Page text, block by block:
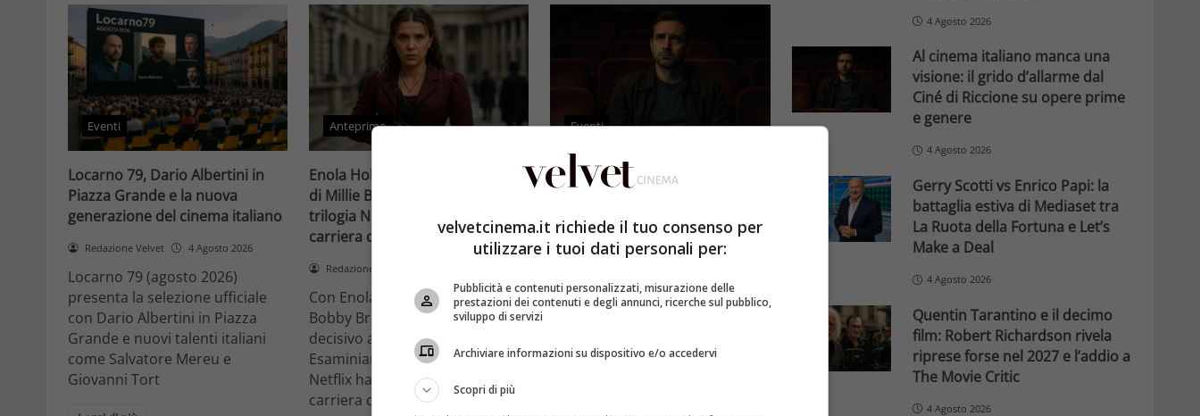
Eventi
Locarno 79, Dario Albertini in
Piazza Grande e la nuova
generazione del cinema italiano
Redazione Velvet 4 Agosto 2026
Locarno 79 (agosto 2026)
presenta la selezione ufficiale
con Dario Albertini in Piazza
Grande e nuovi talenti italiani
come Salvatore Mereu e
Giovanni Tort
Anteprime
Enola Holmes 3 e il grande salto
di Millie Bobby Brown: come la
trilogia Netflix ha stravolto la
carriera di una star
Redazione Velvet
Con Enola Holmes 3, Millie
Bobby Brown compie un salto
decisivo a Hollywood.
Esaminiamo come la trilogia
Netflix ha trasformato la sua
carriera da attrice
Eventi
Al cinema italiano manca una
Ciné di Riccione su opere prime
e genere
Il cinema italiano opere prime
ricambio generazionale e
4 Agosto 2026
Al cinema italiano manca una
visione: il grido d’allarme dal
Ciné di Riccione su opere prime
e genere
4 Agosto 2026
Gerry Scotti vs Enrico Papi: la
battaglia estiva di Mediaset tra
La Ruota della Fortuna e Let’s
Make a Deal
4 Agosto 2026
Quentin Tarantino e il decimo
film: Robert Richardson rivela
riprese forse nel 2027 e l’addio a
The Movie Critic
4 Agosto 2026
velvetcinema.it richiede il tuo consenso per
utilizzare i tuoi dati personali per:
Pubblicità e contenuti personalizzati, misurazione delle
prestazioni dei contenuti e degli annunci, ricerche sul pubblico,
sviluppo di servizi
Archiviare informazioni su dispositivo e/o accedervi
Scopri di più